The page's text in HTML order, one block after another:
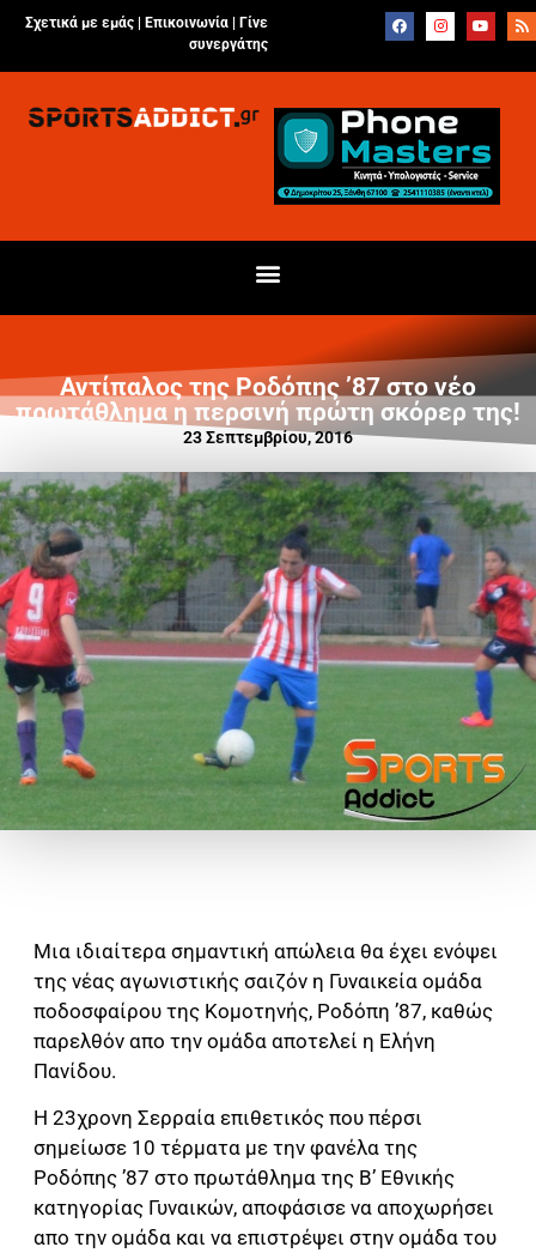
Σχετικά με εμάς | Επικοινωνία
Γίνε
συνεργάτης
Αντίπαλος της Ροδόπης ’87 στο νέο
πρωτάθλημα η περσινή πρώτη σκόρερ της!
23 Σεπτεμβρίου, 2016
Μια ιδιαίτερα σημαντική απώλεια θα έχει ενόψει
της νέας αγωνιστικής σαιζόν η Γυναικεία ομάδα
ποδοσφαίρου της Κομοτηνής, Ροδόπη ’87, καθώς
παρελθόν απο την ομάδα αποτελεί η Ελήνη
Πανίδου.
Η 23χρονη Σερραία επιθετικός που πέρσι
σημείωσε 10 τέρματα με την φανέλα της
Ροδόπης ’87 στο πρωτάθλημα της Β’ Εθνικής
κατηγορίας Γυναικών, αποφάσισε να αποχωρήσει
απο την ομάδα και να επιστρέψει στην ομάδα του